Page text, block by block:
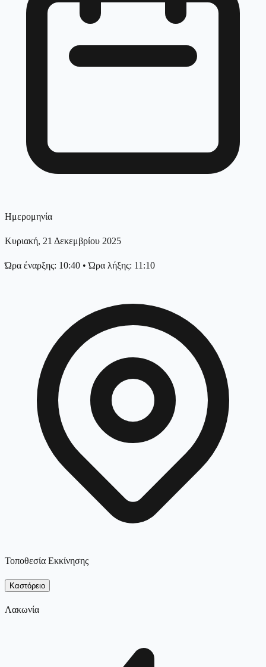
Ημερομηνία
Κυριακή, 21 Δεκεμβρίου 2025
Ώρα έναρξης: 10:40 •Ώρα λήξης: 11:10
Τοποθεσία Εκκίνησης
Καστόρειο
Λακωνία